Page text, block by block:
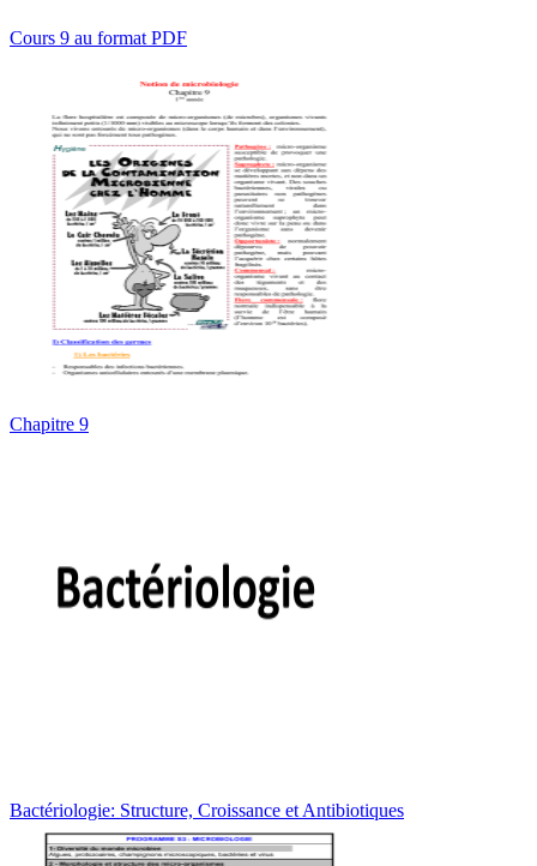
Cours 9 au format PDF
Chapitre 9
Bactériologie: Structure, Croissance et Antibiotiques